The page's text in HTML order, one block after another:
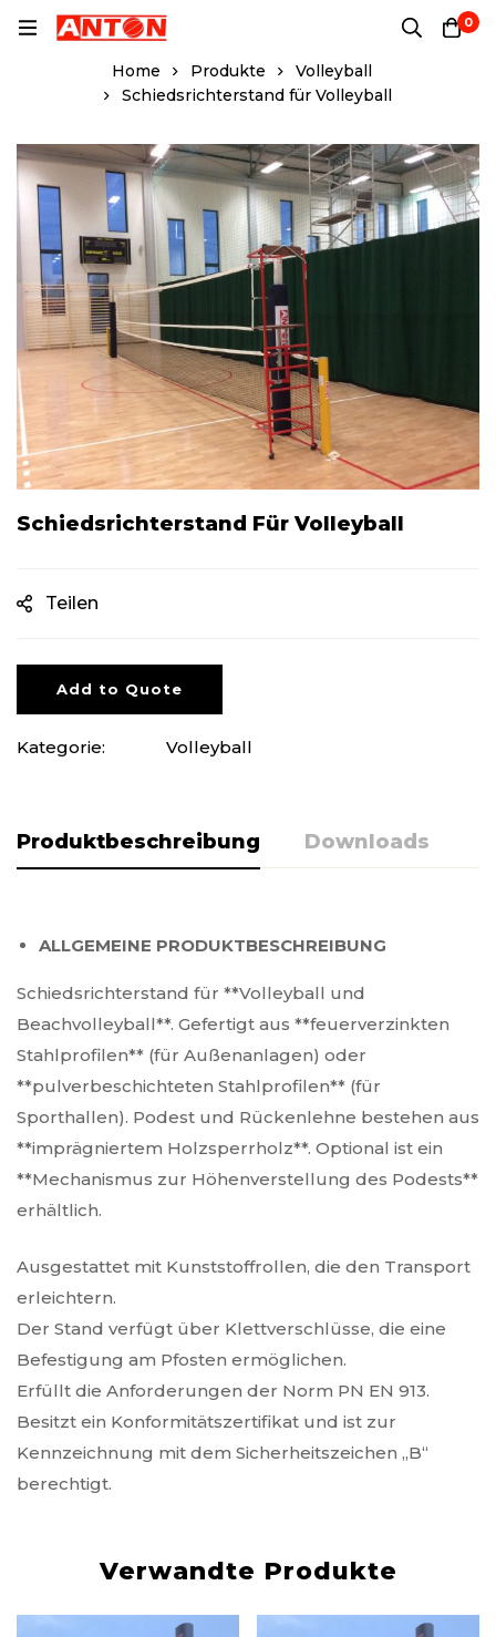
0
Home Produkte
Volleyball
Schiedsrichterstand für Volleyball
Schiedsrichterstand Für Volleyball
Teilen
Add to Quote
Kategorie: Volleyball
Produktbeschreibung Downloads
ALLGEMEINE PRODUKTBESCHREIBUNG
Schiedsrichterstand für **Volleyball und
Beachvolleyball**. Gefertigt aus **feuerverzinkten
Stahlprofilen** (für Außenanlagen) oder
**pulverbeschichteten Stahlprofilen** (für
Sporthallen). Podest und Rückenlehne bestehen aus
**imprägniertem Holzsperrholz**. Optional ist ein
**Mechanismus zur Höhenverstellung des Podests**
erhältlich.
Ausgestattet mit Kunststoffrollen, die den Transport
erleichtern.
Der Stand verfügt über Klettverschlüsse, die eine
Befestigung am Pfosten ermöglichen.
Erfüllt die Anforderungen der Norm PN EN 913.
Besitzt ein Konformitätszertifikat und ist zur
Kennzeichnung mit dem Sicherheitszeichen „B“
berechtigt.
Verwandte Produkte